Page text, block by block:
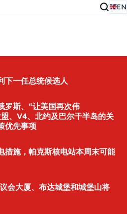
EN
下一任总统候选人
罗斯、“让美国再次伟
、V4、北约及巴尔干半岛的关
优先事项
措施，帕克斯核电站本周末可能
会大厦、布达城堡和城堡山将